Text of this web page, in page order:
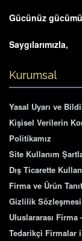
Gücünüz
Saygılarımızla,
Kurumsal
Yasal Uyarı ve
Kişisel Verilerin
Politikamız
Site Kullanım
Dış Ticarette
Firma ve Ürün
Gizlilik Sözleşmesi
Uluslararası Firma
Tedarikçi Firmalar